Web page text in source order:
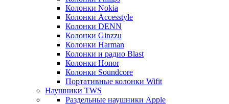
Колонки Nokia
Колонки Accesstyle
Колонки DENN
Колонки Ginzzu
Колонки Harman
Колонки и радио Blast
Колонки Honor
Колонки Soundcore
Портативные колонки Wifit
Наушники TWS
Раздельные наушники Apple